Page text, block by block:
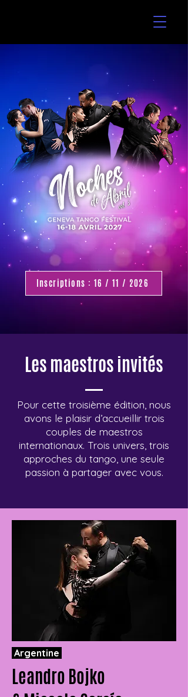
Inscriptions : 16 / 11 / 2026
Les maestros invités
Pour cette troisième édition, nous
avons le plaisir d’accueillir trois
couples de maestros
internationaux. Trois univers, trois
approches du tango, une seule
passion à partager avec vous.
Argentine
Leandro Bojko